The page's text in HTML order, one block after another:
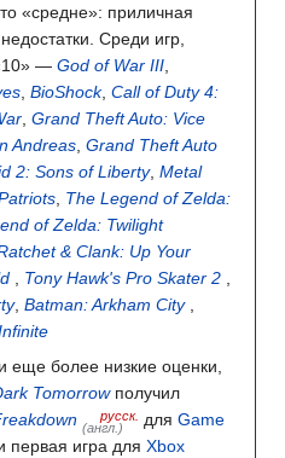
«средне»: приличная
Среди игр,
— God of War III,
, BioShock, Call of Duty 4:
, Grand Theft Auto: Vice
Andreas, Grand Theft Auto
2: Sons of Liberty, Metal
, The Legend of Zelda:
of Zelda: Twilight
& Clank: Up Your
, Tony Hawk's Pro Skater 2 ,
, Batman: Arkham City,
еще более низкие оценки,
Tomorrowполучил
(англ.)
русск. для Game
первая игра для Xbox